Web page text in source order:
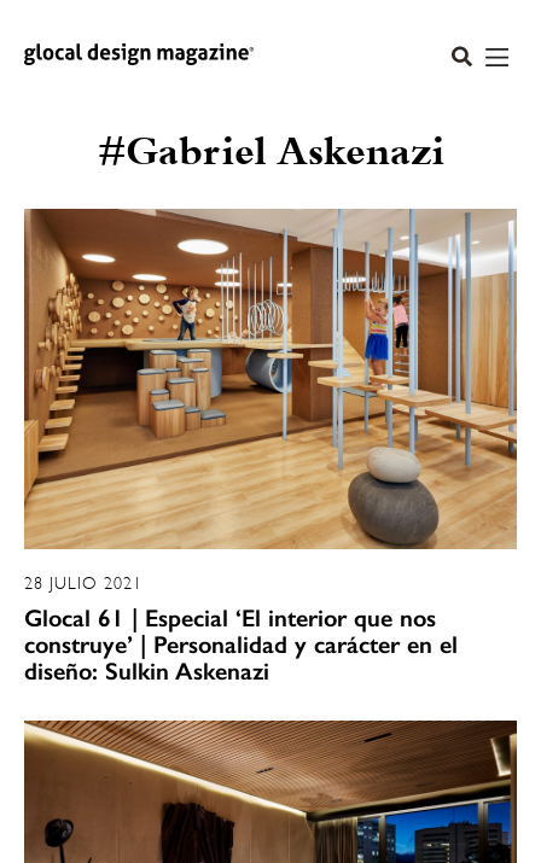
#Gabriel Askenazi
28 JULIO 2021
Glocal 61 | Especial ‘El interior que nos
construye’ | Personalidad y carácter en el
diseño: Sulkin Askenazi